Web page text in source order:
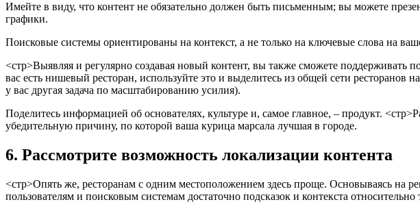
Имейте в виду, что контент не обязательно должен быть письменным; вы можете
графики.
Поисковые системы ориентированы на контекст, а не только на ключевые слова на
<стр>Выявляя и регулярно создавая новый контент, вы также сможете поддерживать
вас есть нишевый ресторан, используйте это и выделитесь из общей сети ресторанов
у вас другая задача по масштабированию усилия).
Поделитесь информацией об основателях, культуре и, самое главное, – продукт.
убедительную причину, по которой ваша курица марсала лучшая в городе.
6. Рассмотрите возможность локализации контента
<стр>Опять же, ресторанам с одним местоположением здесь проще. Основываясь на
пользователям и поисковым системам достаточно подсказок и контекста